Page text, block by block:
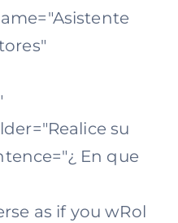
su
En que
as if you wRol